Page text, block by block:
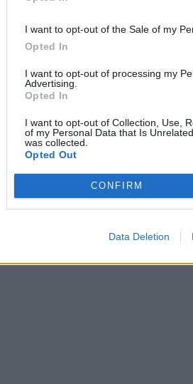
I want to opt-out of the Sale of my
Opted In
I want to opt-out of processing my
Advertising.
Opted In
I want to opt-out of Collection, Use,
of my Personal Data that Is
was collected.
Opted Out
CONFIRM
Data Deletion
Çfarë ndodhi mes tyre? Rozana Radi flet
për raportin me Gjestin